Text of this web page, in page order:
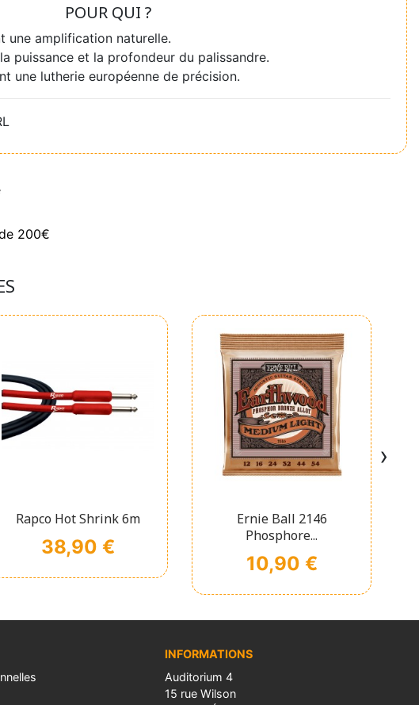
POUR QUI ?
une amplification naturelle.
puissance et la profondeur du palissandre.
une lutherie européenne de précision.
200€
Rapco Hot Shrink 6m
Prix
38,90 €
Ernie Ball 2146
Phosphore...
Prix
10,90 €
›
INFORMATIONS
Auditorium 4
15 rue Wilson